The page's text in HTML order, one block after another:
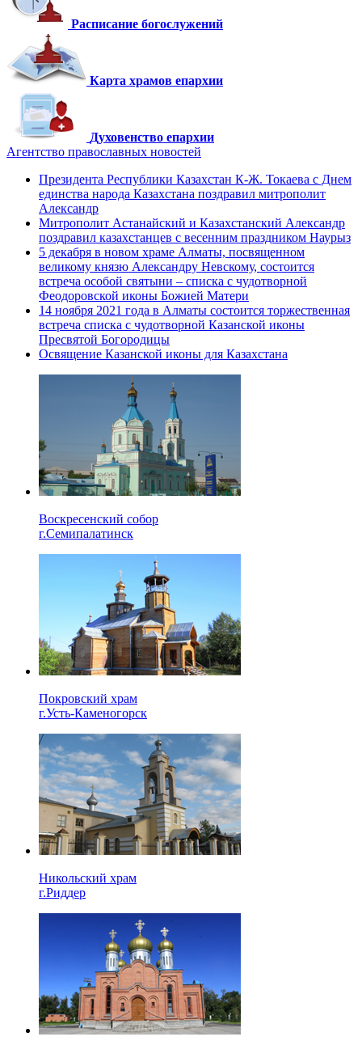
Расписание богослужений
Карта храмов епархии
Духовенство епархии
Агентство православных новостей
Президента Республики Казахстан К-Ж. Токаева с Днем
единства народа Казахстана поздравил митрополит
Александр
Митрополит Астанайский и Казахстанский Александр
поздравил казахстанцев с весенним праздником Наурыз
5 декабря в новом храме Алматы, посвященном
великому князю Александру Невскому, состоится
встреча особой святыни – списка с чудотворной
Феодоровской иконы Божией Матери
14 ноября 2021 года в Алматы состоится торжественная
встреча списка с чудотворной Казанской иконы
Пресвятой Богородицы
Освящение Казанской иконы для Казахстана
Воскресенский собор
г.Семипалатинск
Покровский храм
г.Усть-Каменогорск
Никольский храм
г.Риддер